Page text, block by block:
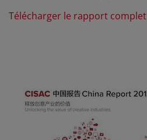
Télécharger le rapport complet